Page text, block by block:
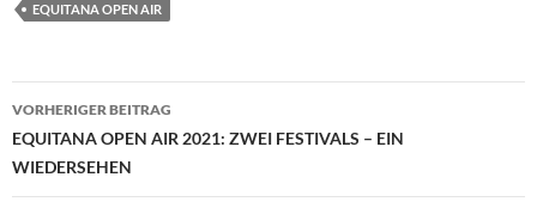
EQUITANA OPEN AIR
Beitragsnavigation
VORHERIGER BEITRAG
EQUITANA OPEN AIR 2021: ZWEI FESTIVALS – EIN
WIEDERSEHEN